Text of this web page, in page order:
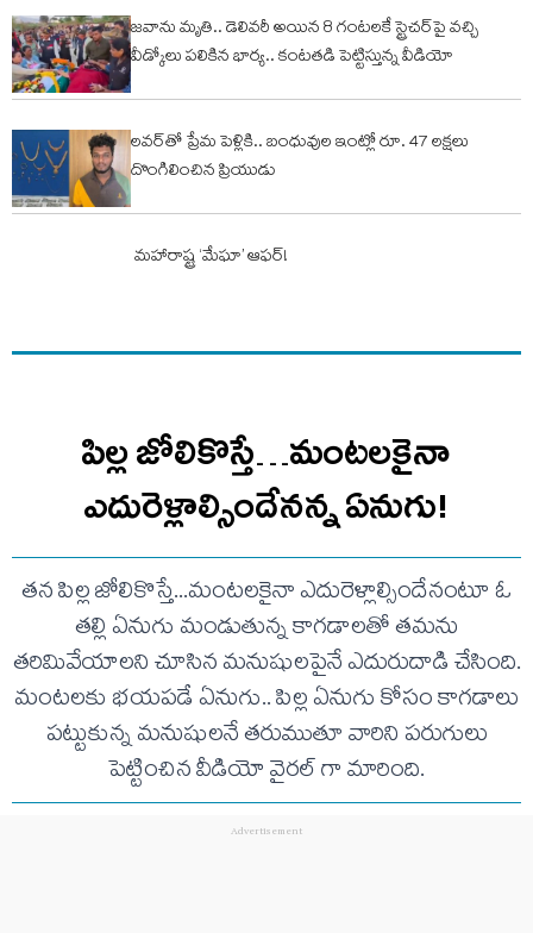
జ‌వాను మృతి.. డెలివ‌రీ అయిన 8 గంట‌ల‌కే స్ట్రెచ‌ర్‌పై వ‌చ్చి
వీడ్కోలు ప‌లికిన భార్య‌.. కంట‌త‌డి పెట్టిస్తున్న వీడియో
ల‌వ‌ర్‌తో ప్రేమ పెళ్లికి.. బంధువుల ఇంట్లో రూ. 47 ల‌క్ష‌లు
దొంగిలించిన ప్రియుడు
మహారాష్ట్ర ‘మేఘా’ ఆఫర్‌!
పిల్ల జోలికొస్తే…మంటలకైనా
ఎదురెళ్లాల్సిందేనన్న ఏనుగు!
తన పిల్ల జోలికొస్తే...మంటలకైనా ఎదురెళ్లాల్సిందేనంటూ ఓ
తల్లి ఏనుగు మండుతున్న కాగడాలతో తమను
తరిమివేయాలని చూసిన మనుషులపైనే ఎదురుదాడి చేసింది.
మంటలకు భయపడే ఏనుగు.. పిల్ల ఏనుగు కోసం కాగడాలు
పట్టుకున్న మనుషులనే తరుముతూ వారిని పరుగులు
పెట్టించిన వీడియో వైరల్ గా మారింది.